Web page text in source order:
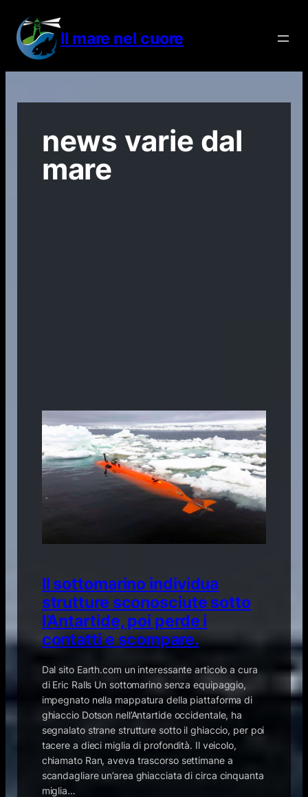
contenuto
Il mare nel cuore
news varie dal
mare
Il sottomarino individua
strutture sconosciute sotto
l’Antartide, poi perde i
contatti e scompare.
Dal sito Earth.com un interessante articolo a cura
di Eric Ralls Un sottomarino senza equipaggio,
impegnato nella mappatura della piattaforma di
ghiaccio Dotson nell’Antartide occidentale, ha
segnalato strane strutture sotto il ghiaccio, per poi
tacere a dieci miglia di profondità. Il veicolo,
chiamato Ran, aveva trascorso settimane a
scandagliare un’area ghiacciata di circa cinquanta
miglia…